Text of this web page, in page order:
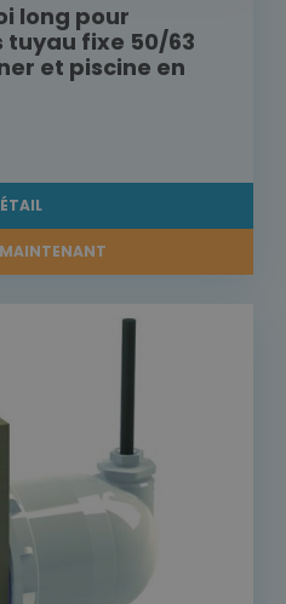
long pour
tuyau fixe 50/63
et piscine en